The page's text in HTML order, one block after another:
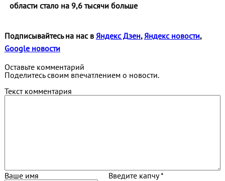
области стало на 9,6 тысячи больше
Подписывайтесь на нас в Яндекс Дзен, Яндекс новости,
Google новости
Оставьте комментарий
Поделитесь своим впечатлением о новости.
Текст комментария
Ваше имя Введите капчу *